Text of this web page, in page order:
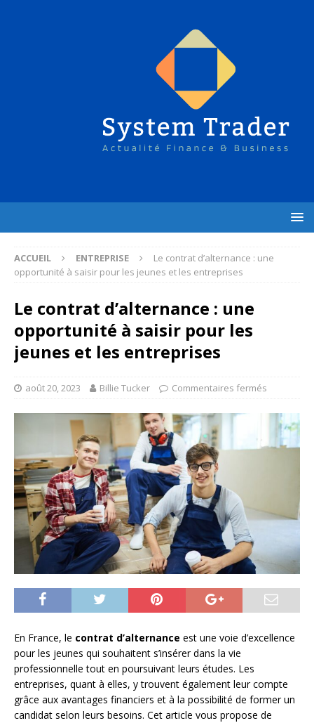
ACCUEIL ENTREPRISE
Le contrat d’alternance : une
opportunité à saisir pour les jeunes et les entreprises
Le contrat d’alternance : une
opportunité à saisir pour les
jeunes et les entreprises
août 20, 2023 Billie Tucker Commentaires fermés
En France, le contrat d’alternance est une voie d’excellence
pour les jeunes qui souhaitent s’insérer dans la vie
professionnelle tout en poursuivant leurs études. Les
entreprises, quant à elles, y trouvent également leur compte
grâce aux avantages financiers et à la possibilité de former un
candidat selon leurs besoins. Cet article vous propose de